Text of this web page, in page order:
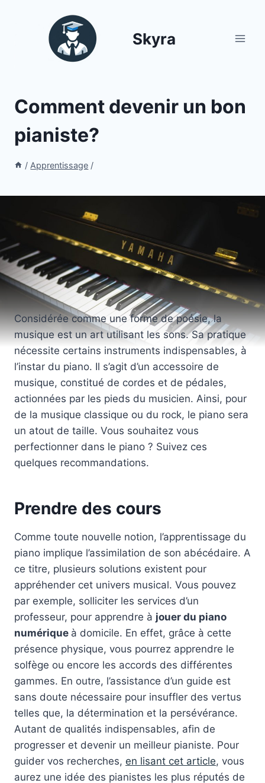
Skyra
Comment devenir un bon
pianiste?
/ Apprentissage /
Considérée comme une forme de poésie, la
musique est un art utilisant les sons. Sa pratique
nécessite certains instruments indispensables, à
l’instar du piano. Il s’agit d’un accessoire de
musique, constitué de cordes et de pédales,
actionnées par les pieds du musicien. Ainsi, pour
de la musique classique ou du rock, le piano sera
un atout de taille. Vous souhaitez vous
perfectionner dans le piano ? Suivez ces
quelques recommandations.
Prendre des cours
Comme toute nouvelle notion, l’apprentissage du
piano implique l’assimilation de son abécédaire. A
ce titre, plusieurs solutions existent pour
appréhender cet univers musical. Vous pouvez
par exemple, solliciter les services d’un
professeur, pour apprendre à jouer du piano
numérique à domicile. En effet, grâce à cette
présence physique, vous pourrez apprendre le
solfège ou encore les accords des différentes
gammes. En outre, l’assistance d’un guide est
sans doute nécessaire pour insuffler des vertus
telles que, la détermination et la persévérance.
Autant de qualités indispensables, afin de
progresser et devenir un meilleur pianiste. Pour
guider vos recherches, en lisant cet article, vous
aurez une idée des pianistes les plus réputés de